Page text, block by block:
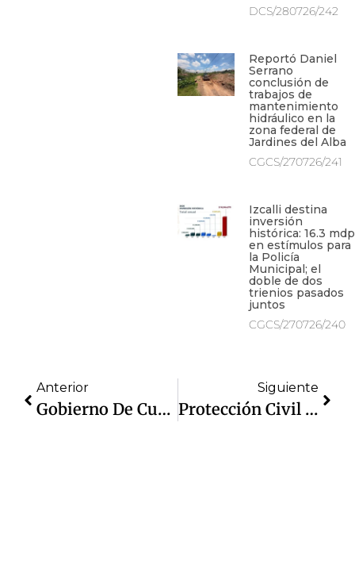
DCS/280726/242
Reportó Daniel
Serrano
conclusión de
trabajos de
mantenimiento
hidráulico en la
zona federal de
Jardines del Alba
CGCS/270726/241
Izcalli destina
inversión
histórica: 16.3 mdp
en estímulos para
la Policía
Municipal; el
doble de dos
trienios pasados
juntos
CGCS/270726/240
Anterior
Gobierno De Cuautitlán Izcalli Despliega Operativo Integral Para Dar Atención Tras La Lluvia De Este Jueves
Siguiente
Protección Civil De Cuautitlán Izcalli Realiza Revisión Estructural De Puente Vehicular